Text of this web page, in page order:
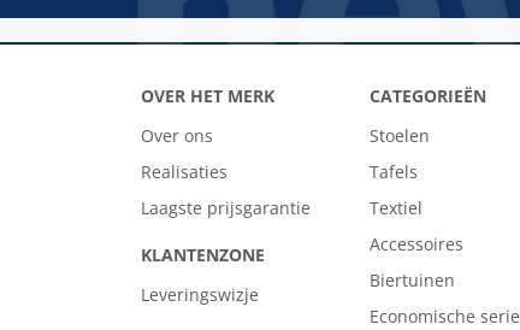
OVER HET MERK
Over ons
Realisaties
Laagste prijsgarantie
KLANTENZONE
Leveringswizje
CATEGORIEËN
Stoelen
Tafels
Textiel
Accessoires
Biertuinen
Economische serie